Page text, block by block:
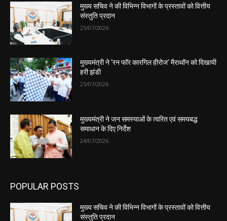
मुख्य सचिव ने की विभिन्न विभागों के प्रस्तावों को वित्तीय
संस्तुति प्रदान
25/07/2026
मुख्यमंत्री ने ‘रन फॉर कारगिल हीरोज’ मैराथॉन को दिखायी
हरी झंडी
25/07/2026
मुख्यमंत्री ने जन समस्याओं के त्वरित एवं समयबद्ध
समाधान के दिए निर्देश
24/07/2026
POPULAR POSTS
मुख्य सचिव ने की विभिन्न विभागों के प्रस्तावों को वित्तीय
संस्तुति प्रदान